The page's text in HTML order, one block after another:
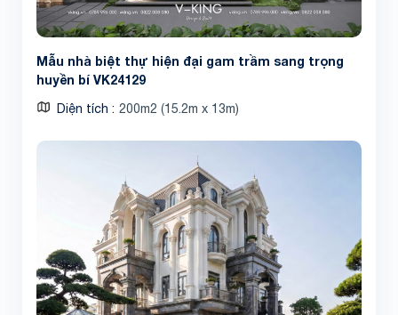
Mẫu nhà biệt thự hiện đại gam trầm sang trọng
huyền bí VK24129
Diện tích 200m2 (15.2m x 13m)